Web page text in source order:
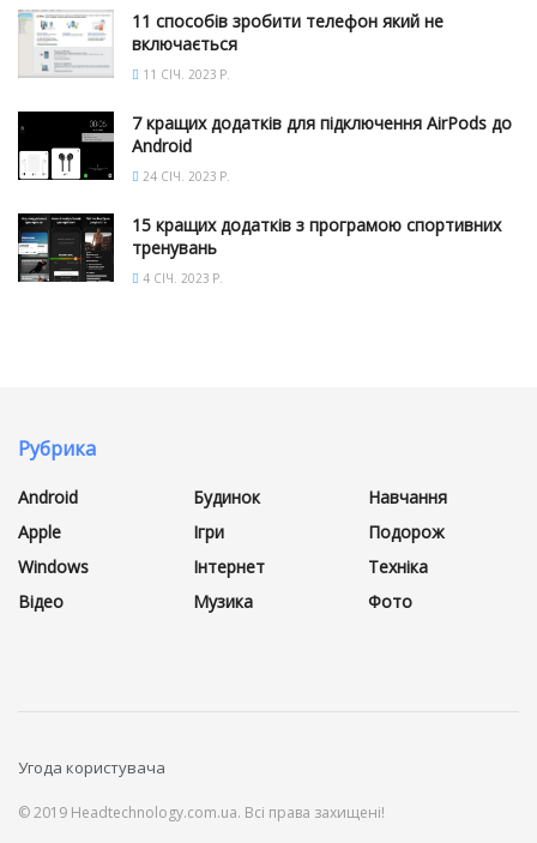
11 способів зробити телефон який не
включається
11 СІЧ. 2023 Р.
7 кращих додатків для підключення AirPods до
Android
24 СІЧ. 2023 Р.
15 кращих додатків з програмою спортивних
тренувань
4 СІЧ. 2023 Р.
Рубрика
Android
Apple
Windows
Відео
Будинок
Ігри
Інтернет
Музика
Навчання
Подорож
Техніка
Фото
Угода користувача
© 2019 Headtechnology.com.ua. Всі права захищені!